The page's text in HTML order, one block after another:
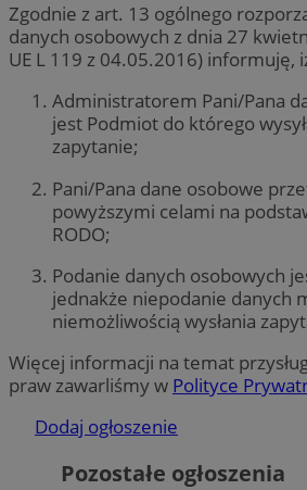
Zgodnie z art. 13 ogólnego
danych osobowych z dnia 27
UE L 119 z 04.05.2016) informuję,
Administratorem Pani/Pana
jest Podmiot do którego
zapytanie;
Pani/Pana dane osobowe
powyższymi celami na
RODO;
Podanie danych osobowych
jednakże niepodanie danych
niemożliwością wysłania
Więcej informacji na temat
praw zawarliśmy w Polityce
Dodaj ogłoszenie
Pozostałe ogłoszenia